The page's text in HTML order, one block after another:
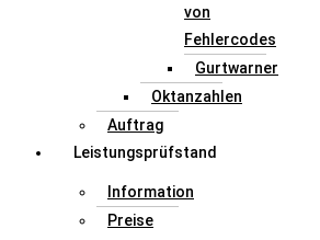
von
Fehlercodes
Gurtwarner
Oktanzahlen
Auftrag
Leistungsprüfstand
Information
Preise